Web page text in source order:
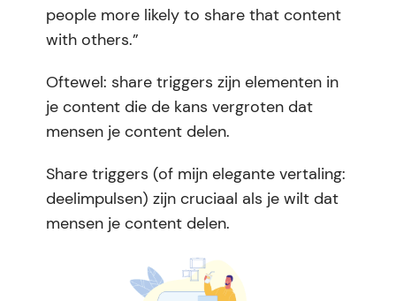
people more likely to share that content
with others.”
Oftewel: share triggers zijn elementen in
je content die de kans vergroten dat
mensen je content delen.
Share triggers (of mijn elegante vertaling:
deelimpulsen) zijn cruciaal als je wilt dat
mensen je content delen.